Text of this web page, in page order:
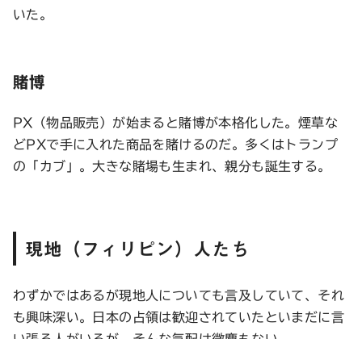
いた。
賭博
PX（物品販売）が始まると賭博が本格化した。煙草な
どPXで手に入れた商品を賭けるのだ。多くはトランプ
の「カブ」。大きな賭場も生まれ、親分も誕生する。
現地（フィリピン）人たち
わずかではあるが現地人についても言及していて、それ
も興味深い。日本の占領は歓迎されていたといまだに言